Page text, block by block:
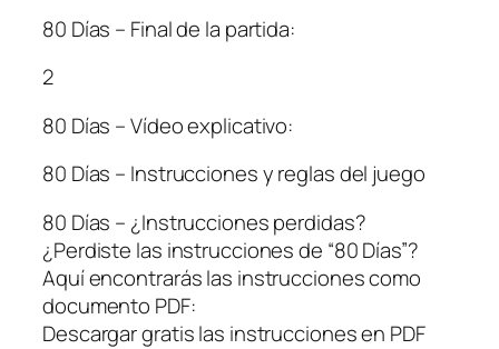
80 Días – Final de la partida:
2
80 Días – Vídeo explicativo:
80 Días – Instrucciones y reglas del juego
80 Días – ¿Instrucciones perdidas?
¿Perdiste las instrucciones de “80 Días”?
Aquí encontrarás las instrucciones como
documento PDF:
Descargar gratis las instrucciones en PDF